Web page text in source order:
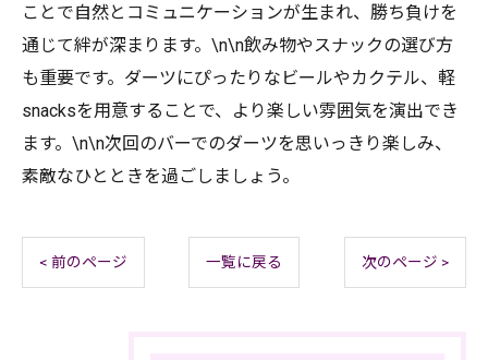
ことで自然とコミュニケーションが生まれ、勝ち負けを
通じて絆が深まります。\n\n飲み物やスナックの選び方
も重要です。ダーツにぴったりなビールやカクテル、軽
snacksを用意することで、より楽しい雰囲気を演出でき
ます。\n\n次回のバーでのダーツを思いっきり楽しみ、
素敵なひとときを過ごしましょう。
< 前のページ 一覧に戻る 次のページ >